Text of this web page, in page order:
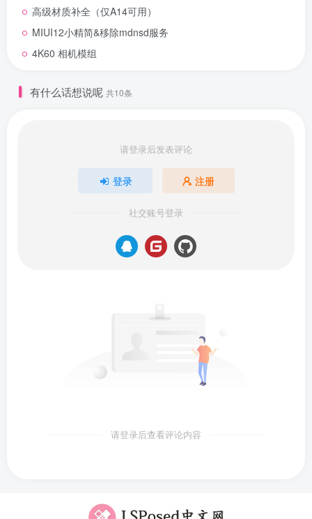
高级材质补全（仅A14可用）
MIUI12小精简&移除mdnsd服务
4K60 相机模组
有什么话想说呢 共10条
请登录后发表评论
登录 注册
社交账号登录
请登录后查看评论内容